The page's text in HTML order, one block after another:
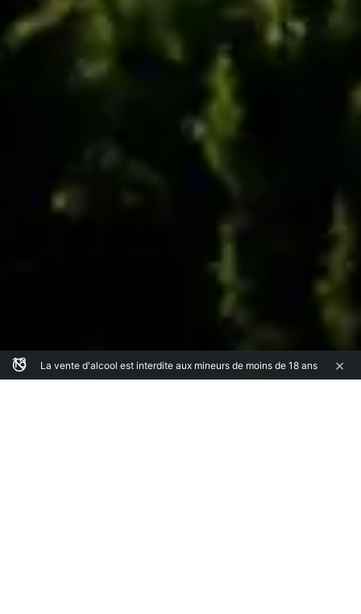
18 La vente d'alcool est interdite aux mineurs de moins de 18 ans ×